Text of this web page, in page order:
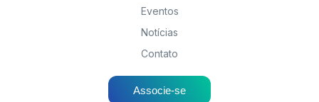
Eventos
Notícias
Contato
Associe-se